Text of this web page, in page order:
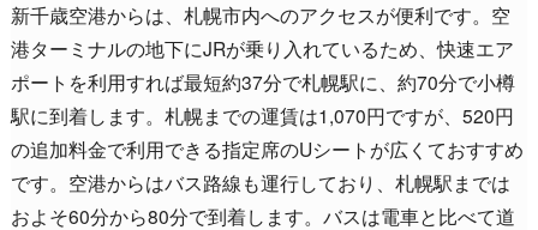
新千歳空港からは、札幌市内へのアクセスが便利です。空
港ターミナルの地下にJRが乗り入れているため、快速エア
ポートを利用すれば最短約37分で札幌駅に、約70分で小樽
駅に到着します。札幌までの運賃は1,070円ですが、520円
の追加料金で利用できる指定席のUシートが広くておすすめ
です。空港からはバス路線も運行しており、札幌駅までは
およそ60分から80分で到着します。バスは電車と比べて道